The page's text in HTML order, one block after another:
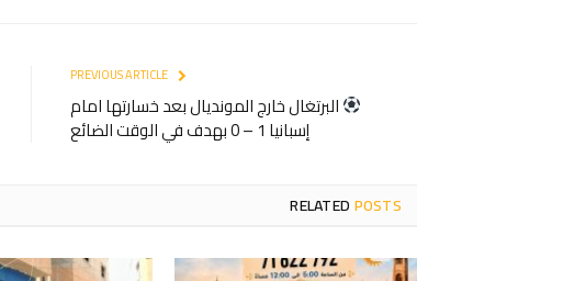
البرتغال خارج المونديال بعد خسارتها امام
إسبانيا 1 – 0 بهدف في الوقت الضائع
RELATEDPOSTS